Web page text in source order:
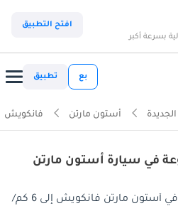
بسرعة أكبر
افتح التطبيق
بع تطبيق
أستون مارتن فانكويش
في سيارة أستون مارتن
يصل معدل استهلاك الوقود في أستون مارتن فانكويش إلى 6 كم/